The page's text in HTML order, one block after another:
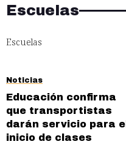
Escuelas
Escuelas
Noticias
Educación confirma
que transportistas
darán servicio para el
inicio de clases